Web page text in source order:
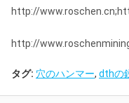
http://
http://
タグ: 穴のハンマー, dthの